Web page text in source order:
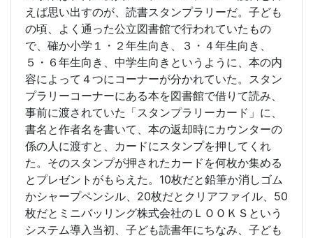
えば思い出すのが、読書スタンプラリーだ。子ども
の頃、よく通った公立図書館で行われていたもの
で、確か小学１・２年生向き、３・４年生向き、
５・６年生向き、中学生向きというように、本の内
容によって４つにコーナーが分かれていた。スタン
プラリーコーナーにある本を図書館で借りて読み、
事前に渡されていた「スタンプラリーカード」に、
書名と作者名を書いて、本の返却時にカウンターの
係の人に渡すと、カードにスタンプを押してくれ
た。そのスタンプが押されたカードを何枚か集める
とプレゼントがもらえた。10枚だと鉛筆か消しゴム
かシャープペンシル、20枚だとクリアファイル、50
枚だとミニバッリング株式会社のＬＯＯＫＳという
システム導入当初、子ども読書年にちなみ、子ども